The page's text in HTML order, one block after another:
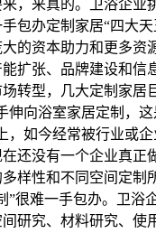
，来真的。卫浴企业
包办定制家居“四大
的资本助力和更多资
扩张、品牌建设和信
转型，几大定制家居
伸向浴室家居定制，
，如今经常被行业或
还没有一个企业真正
样性和不同空间定制
”很难一手包办。卫浴
研究、材料研究、使